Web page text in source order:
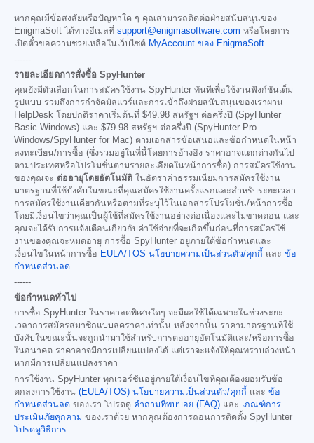
หากคุณมีข้อสงสัยหรือปัญหาใด ๆ คุณสามารถติดต่อฝ่ายสนับสนุนของ
EnigmaSoft ได้ทางอีเมลที่ support@enigmasoftware.com หรือโดยการ
เปิดตั๋วขอความช่วยเหลือในเว็บไซต์ MyAccount ของ EnigmaSoft
------
รายละเอียดการสั่งซื้อ SpyHunter
คุณยังมีตัวเลือกในการสมัครใช้งาน SpyHunter ทันทีเพื่อใช้งานฟังก์ชันเต็ม
รูปแบบ รวมถึงการกำจัดมัลแวร์และการเข้าถึงฝ่ายสนับสนุนของเราผ่าน
HelpDesk โดยปกติราคาเริ่มต้นที่ $49.98 สหรัฐฯ ต่อครึ่งปี (SpyHunter
Basic Windows) และ $79.98 สหรัฐฯ ต่อครึ่งปี (SpyHunter Pro
Windows/SpyHunter for Mac) ตามเอกสารข้อเสนอและข้อกำหนดในหน้า
ลงทะเบียน/การซื้อ (ซึ่งรวมอยู่ในที่นี้โดยการอ้างอิง ราคาอาจแตกต่างกันไป
ตามประเทศหรือโปรโมชั่นตามรายละเอียดในหน้าการซื้อ) การสมัครใช้งาน
ของคุณจะ ต่ออายุโดยอัตโนมัติ ในอัตราค่าธรรมเนียมการสมัครใช้งาน
มาตรฐานที่ใช้บังคับในขณะที่คุณสมัครใช้งานครั้งแรกและสำหรับระยะเวลา
การสมัครใช้งานเดียวกันหรือตามที่ระบุไว้ในเอกสารโปรโมชั่น/หน้าการซื้อ
โดยมีเงื่อนไขว่าคุณเป็นผู้ใช้ที่สมัครใช้งานอย่างต่อเนื่องและไม่ขาดตอน และ
คุณจะได้รับการแจ้งเตือนเกี่ยวกับค่าใช้จ่ายที่จะเกิดขึ้นก่อนที่การสมัครใช้
งานของคุณจะหมดอายุ การซื้อ SpyHunter อยู่ภายใต้ข้อกำหนดและ
เงื่อนไขในหน้าการซื้อ EULA/TOS นโยบายความเป็นส่วนตัว/คุกกี้ และ ข้อ
กำหนดส่วนลด
------
ข้อกำหนดทั่วไป
การซื้อ SpyHunter ในราคาลดพิเศษใดๆ จะมีผลใช้ได้เฉพาะในช่วงระยะ
เวลาการสมัครสมาชิกแบบลดราคาเท่านั้น หลังจากนั้น ราคามาตรฐานที่ใช้
บังคับในขณะนั้นจะถูกนำมาใช้สำหรับการต่ออายุอัตโนมัติและ/หรือการซื้อ
ในอนาคต ราคาอาจมีการเปลี่ยนแปลงได้ แต่เราจะแจ้งให้คุณทราบล่วงหน้า
หากมีการเปลี่ยนแปลงราคา
การใช้งาน SpyHunter ทุกเวอร์ชันอยู่ภายใต้เงื่อนไขที่คุณต้องยอมรับข้อ
ตกลงการใช้งาน (EULA/TOS) นโยบายความเป็นส่วนตัว/คุกกี้ และ ข้อ
กำหนดส่วนลด ของเรา โปรดดู คำถามที่พบบ่อย (FAQ) และ เกณฑ์การ
ประเมินภัยคุกคาม ของเราด้วย หากคุณต้องการถอนการติดตั้ง SpyHunter
โปรดดูวิธีการ